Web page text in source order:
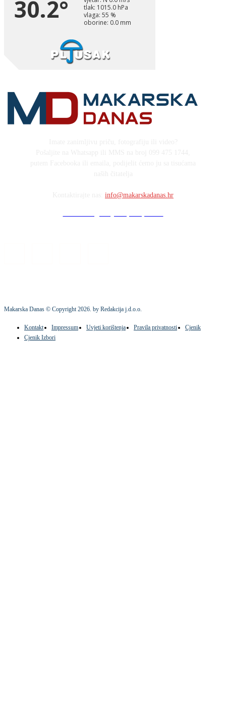
info@makarskadanas.hr
Makarska Danas © Copyright2026. by Redakcija j.d.o.o.
Kontakt Impressum Uvjeti korištenja Pravila privatnosti
Cjenik
Cjenik Izbori